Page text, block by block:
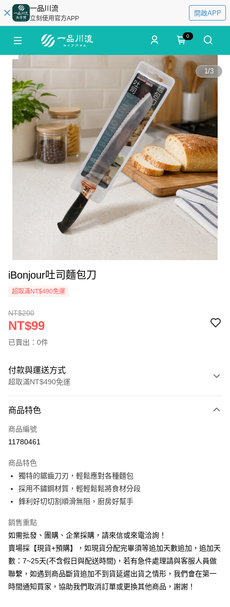
一品川流
立刻使用官方APP
開啟APP
0
1/3
iBonjour吐司麵包刀
超取滿NT$490免運
NT$200
NT$99
已賣出：0件
付款與運送方式
超取滿NT$490免運
信用卡一次付款
信用卡分期付款
合作金庫商業銀行
華南商業銀行
彰化商業銀行
上海商業儲蓄銀行
台北富邦商業銀行
國泰世華商業銀行
兆豐國際商業銀行
匯豐（台灣）商業銀行
聯邦商業銀行
遠東國際商業銀行
元大商業銀行
永豐商業銀行
台新國際商業銀行
中國信託商業銀行
台灣樂天信用卡公司
6 期 0 利率 每期
華南商業銀行
彰化商業銀行
上海商業儲蓄銀行
台北富邦商業銀行
臺灣中小企業銀行
匯豐（台灣）商業銀行
華泰商業銀行
聯邦商業銀行
遠東國際商業銀行
元大商業銀行
永豐商業銀行
玉山商業銀行
星展（台灣）商業銀行
台灣樂天信用卡公司
12 期 0 利率 每期NT$8
合作金庫商業銀行
第一商業銀行
上海商業儲蓄銀行
國泰世華商業銀行
兆豐國際商業銀行
臺灣中小企業銀行
台中商業銀行
匯豐（台灣）商業銀行
華泰商業銀行
聯邦商業銀行
遠東國際商業銀行
元大商業銀行
永豐商業銀行
玉山商業銀行
星展（台灣）商業銀行
超商取貨付款
LINE Pay
Apple Pay
街口支付
悠遊付
商品特色
商品編號
11780461
商品特色
獨特的鋸齒刀刃，輕鬆應對各種麵包
採用不鏽鋼材質，輕輕鬆鬆將食材分段
鋒利好切切割順滑無阻，廚房好幫手
銷售重點
如需批發、團購、企業採購，請來信或來電洽詢！
賣場採【現貨+預購】，如現貨分配完畢須等追加天數追加，追加天
數：7~25天(不含假日與配送時間)，若有急件處理請與客服人員做
聯繫，如遇到商品斷貨追加不到貨延遲出貨之情形，我們會在第一
時間通知買家，協助我們取消訂單或更換其他商品，謝謝！